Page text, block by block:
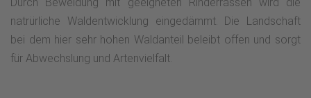
natrürliche Waldentwicklung eingedämmt. Die Landschaft
bei dem hier sehr hohen Waldanteil beleibt offen und sorgt
für Abwechslung und Artenvielfalt.